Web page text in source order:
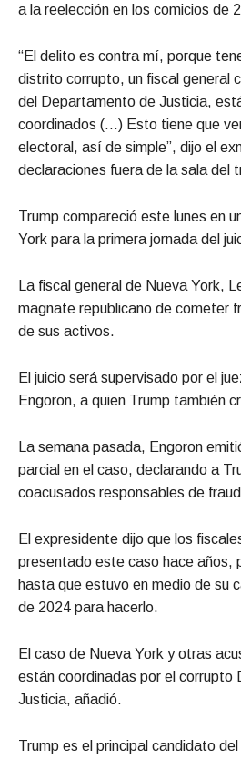
a la reelección en los comicios de
“El delito es contra mí, porque
distrito corrupto, un fiscal general
del Departamento de Justicia,
coordinados (…) Esto tiene que
electoral, así de simple”, dijo el
declaraciones fuera de la sala del
Trump compareció este lunes en
York para la primera jornada del
La fiscal general de Nueva York,
magnate republicano de cometer
de sus activos.
El juicio será supervisado por el
Engoron, a quien Trump también
La semana pasada, Engoron
parcial en el caso, declarando a
coacusados responsables de
El expresidente dijo que los
presentado este caso hace años,
hasta que estuvo en medio de su
de 2024 para hacerlo.
El caso de Nueva York y otras
están coordinadas por el corrupto
Justicia, añadió.
Trump es el principal candidato